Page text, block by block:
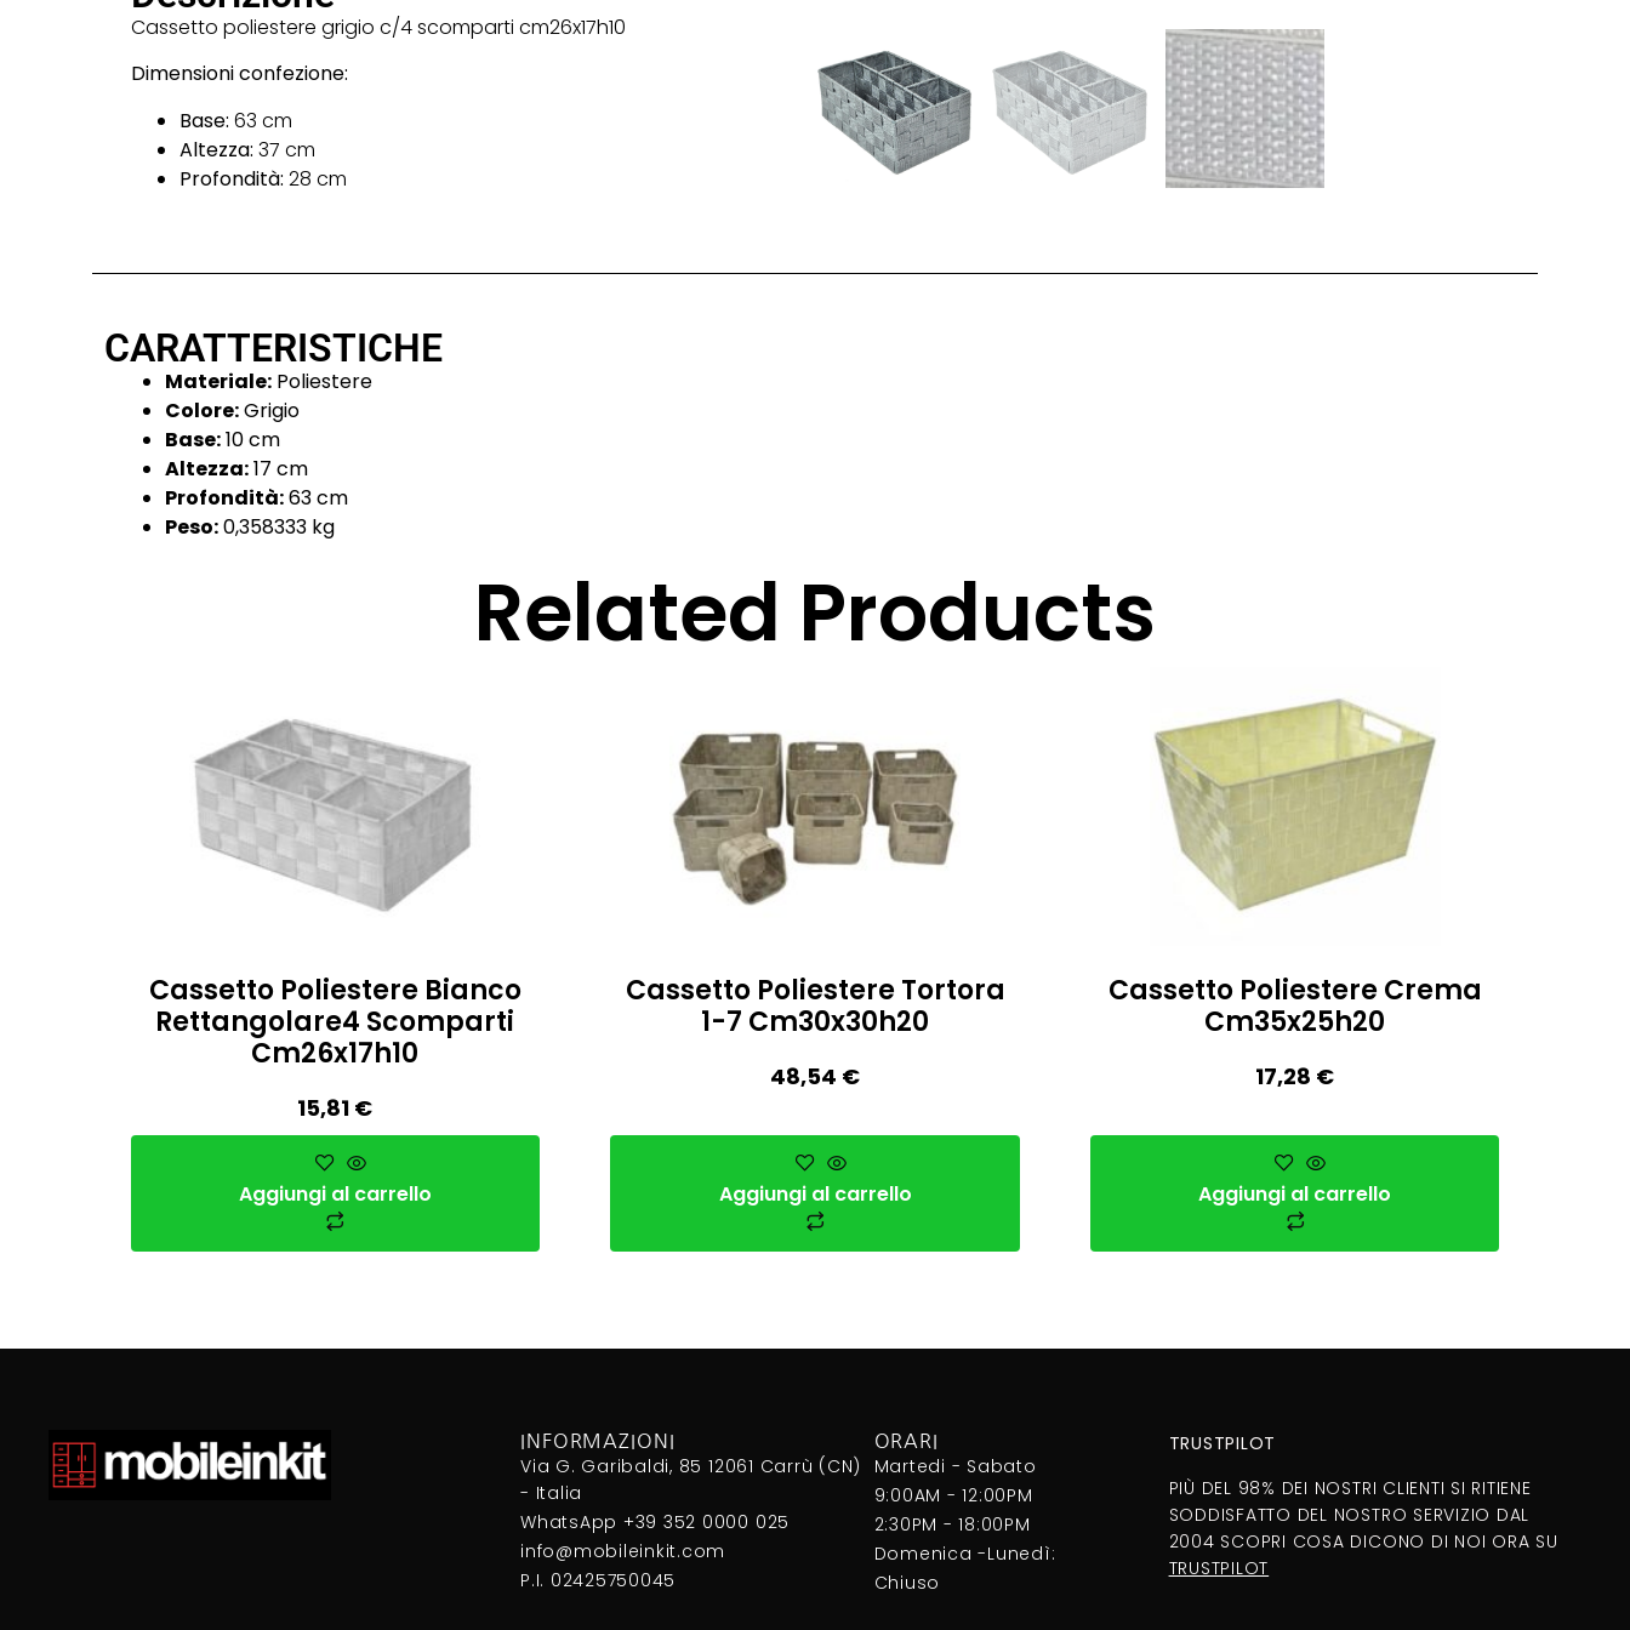
Cassetto poliestere grigio c/4 scomparti cm26x17h10
Dimensioni confezione:
Base: 63 cm
Altezza: 37 cm
Profondità: 28 cm
CARATTERISTICHE
Materiale: Poliestere
Colore:Grigio
Base:10 cm
Altezza:17 cm
Profondità:63 cm
Peso:0,358333 kg
Related Products
Cassetto Poliestere Bianco
Rettangolare4 Scomparti
Cm26x17h10
15,81 €
Aggiungi al carrello
Cassetto Poliestere Tortora
1-7 Cm30x30h20
48,54 €
Aggiungi al carrello
Cassetto Poliestere Crema
Cm35x25h20
17,28 €
Aggiungi al carrello
INFORMAZIONI
Via G. Garibaldi, 85 12061 Carrù (CN)
- Italia
WhatsApp +39 352 0000 025
info@mobileinkit.com
P.I. 02425750045
ORARI
Martedi - Sabato
9:00AM - 12:00PM
2:30PM - 18:00PM
Domenica -Lunedì:
Chiuso
TRUSTPILOT
PIÙ DEL 98% DEI NOSTRI CLIENTI SI RITIENE
SODDISFATTO DEL NOSTRO SERVIZIO DAL
2004 SCOPRI COSA DICONO DI NOI ORA SU
TRUSTPILOT